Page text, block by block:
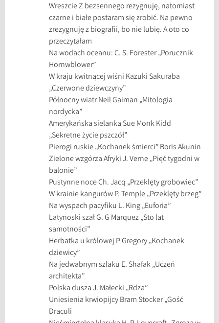
w
e
w
y
z
w
a
n
i
,
w
i
e
k
o
b
u
k
o
e
y
z
Wreszcie Z bezsennego rezygnuję, natomiast
czarne i białe postaram się zrobić. Na pewno
zrezygnuję z biografii, bo nie lubię. A oto co
przeczytałam
Na wodach oceanu: C. S. Forester „Porucznik
Hornwblower”
W kraju kwitnącej wiśni Kazuki Sakuraba
„Czerwone dziewczyny”
Północny wiatr Neil Gaiman „Mitologia
nordycka”
Amerykańska sielanka Sue Monk Kidd
„Sekretne życie pszczół”
Pierogi ruskie „Kochanek śmierci” Boris Akunin
Zielone wzgórza Afryki J. Verne „Pięć tygodni w
balonie”
Pustynne noce Ch. Jacq „Przeklęty grobowiec”
W krainie kangurów P. Temple „Przeklęty brzeg”
Na wyspach pacyfiku L. King „Euforia”
Latynoski szał G. G Marquez „Sto lat
samotności”
Herbatka u królowej P Gregory „Kochanek
dziewicy”
Na jedwabnym szlaku E. Shafak „Uczeń
architekta”
Polska dusza J. Małecki „Rdza”
Uniesienia krwiopijcy Bram Stocker „Gość
Draculi